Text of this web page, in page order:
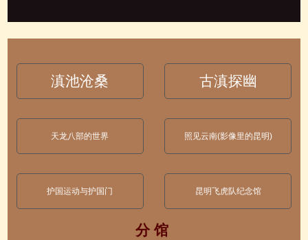
滇池沧桑 古滇探幽
天龙八部的世界 照见云南(影像里的昆明)
护国运动与护国门 昆明飞虎队纪念馆
分 馆